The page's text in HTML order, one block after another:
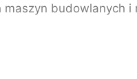
budowlanych i